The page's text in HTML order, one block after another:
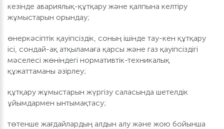
кезінде авариялық-құтқару және қалпына келтіру
жұмыстарын орындау;
өнеркәсіптік қауіпсіздік, соның ішінде тау-кен құтқару
ісі, сондай-ақ атқыламаға қарсы және газ қауіпсіздігі
мәселесі жөніндегі нормативтік-техникалық
құжаттаманы әзірлеу;
құтқару жұмыстарын жүргізу саласында шетелдік
ұйымдармен ынтымақтасу;
төтенше жағдайлардың алдын алу және жою бойынша